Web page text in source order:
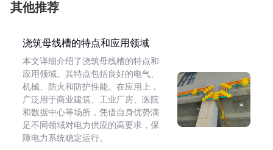
其他推荐
浇筑母线槽的特点和应用领域
本文详细介绍了浇筑母线槽的特点和
应用领域。其特点包括良好的电气、
机械、防火和防护性能。在应用上，
广泛用于商业建筑、工业厂房、医院
和数据中心等场所，凭借自身优势满
足不同领域对电力供应的高要求，保
障电力系统稳定运行。